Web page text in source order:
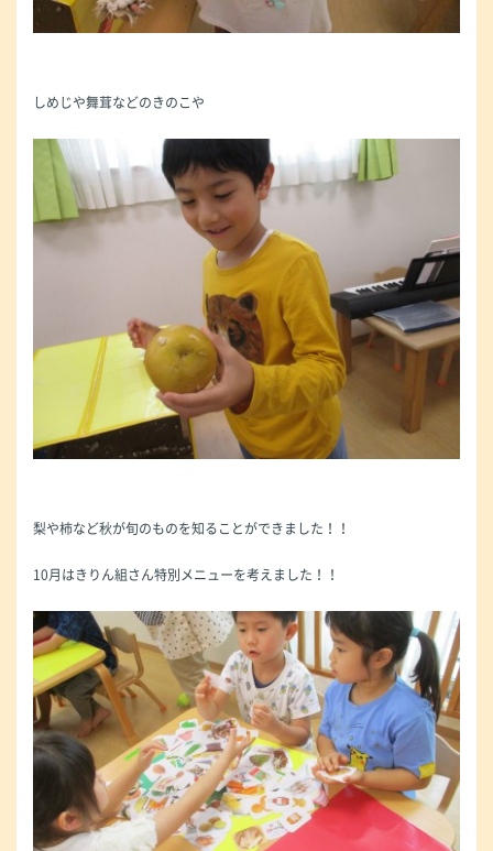
しめじや舞茸などのきのこや
梨や柿など秋が旬のものを知ることができました！！
10月はきりん組さん特別メニューを考えました！！